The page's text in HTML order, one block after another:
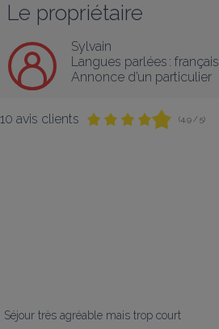
Le propriétaire
Sylvain
Langues parlées : français
Annonce d’un particulier
10 avis clients (4,9 / 5)
Séjour très agréable mais trop court